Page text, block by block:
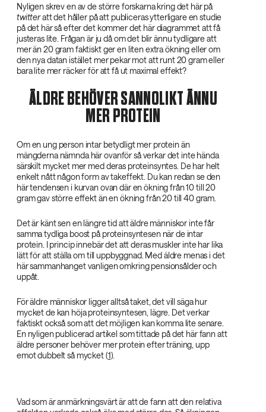
Nyligen skrev en av de större forskarna kring det här på
twitter‌att det håller på att publiceras ytterligare en studie
på det här så efter det kommer det här diagrammet att få
justeras lite. Frågan är ju då om det blir ännu tydligare att
mer än 20 gram faktiskt ger en liten extra ökning eller om
den nya datan istället mer pekar mot att runt 20 gram eller
bara lite mer räcker för att få ut maximal effekt?
ÄLDRE BEHÖVER SANNOLIKT ÄNNU
MER PROTEIN
Om en ung person intar betydligt mer protein än
mängderna nämnda här ovanför så verkar det inte hända
särskilt mycket mer med deras proteinsyntes. De har helt
enkelt nått någon form av takeffekt. Du kan redan se den
här tendensen i kurvan ovan där en ökning från 10 till 20
gram gav större effekt än en ökning från 20 till 40 gram.
Det är känt sen en längre tid att äldre människor inte får
samma tydliga boost på proteinsyntesen när de intar
protein. I princip innebär det att deras muskler inte har lika
lätt för att ställa om till uppbyggnad. Med äldre menas i det
här sammanhanget vanligen omkring pensionsålder och
uppåt.
För äldre människor ligger alltså taket, det vill säga hur
mycket de kan höja proteinsyntesen, lägre. Det verkar
faktiskt också som att det möjligen kan komma lite senare.
En nyligen publicerad artikel som tittade på det här fann att
äldre personer behöver mer protein efter träning, upp
emot dubbelt så mycket (1).
Vad som är anmärkningsvärt är att de fann att den relativa